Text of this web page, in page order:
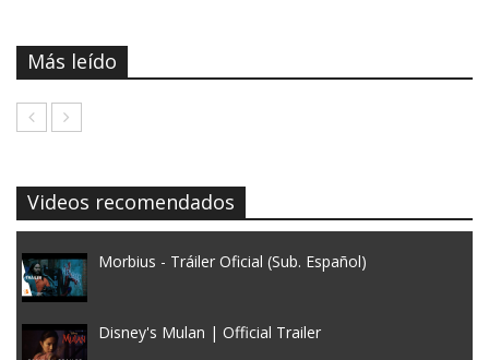
Más leído
Videos recomendados
Morbius - Tráiler Oficial (Sub. Español)
Disney's Mulan | Official Trailer